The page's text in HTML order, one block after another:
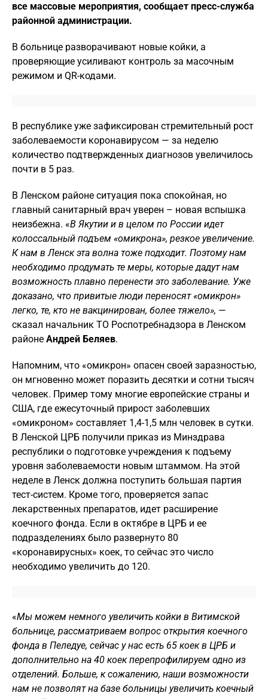
все массовые мероприятия, сообщает пресс-служба
районной администрации.
В больнице разворачивают новые койки, а
проверяющие усиливают контроль за масочным
режимом и QR-кодами.
В республике уже зафиксирован стремительный рост
заболеваемости коронавирусом — за неделю
количество подтвержденных диагнозов увеличилось
почти в 5 раз.
В Ленском районе ситуация пока спокойная, но
главный санитарный врач уверен – новая вспышка
неизбежна. «В Якутии и в целом по России идет
колоссальный подъем «омикрона», резкое увеличение.
К нам в Ленск эта волна тоже подходит. Поэтому нам
необходимо продумать те меры, которые дадут нам
возможность плавно перенести это заболевание. Уже
доказано, что привитые люди переносят «омикрон»
легко, те, кто не вакцинирован, более тяжело», —
сказал начальник ТО Роспотребнадзора в Ленском
районе Андрей Беляев.
Напомним, что «омикрон» опасен своей заразностью,
он мгновенно может поразить десятки и сотни тысяч
человек. Пример тому многие европейские страны и
США, где ежесуточный прирост заболевших
«омикроном» составляет 1,4-1,5 млн человек в сутки.
В Ленской ЦРБ получили приказ из Минздрава
республики о подготовке учреждения к подъему
уровня заболеваемости новым штаммом. На этой
неделе в Ленск должна поступить большая партия
тест-систем. Кроме того, проверяется запас
лекарственных препаратов, идет расширение
коечного фонда. Если в октябре в ЦРБ и ее
подразделениях было развернуто 80
«коронавирусных» коек, то сейчас это число
необходимо увеличить до 120.
«Мы можем немного увеличить койки в Витимской
больнице, рассматриваем вопрос открытия коечного
фонда в Пеледуе, сейчас у нас есть 65 коек в ЦРБ и
дополнительно на 40 коек перепрофилируем одно из
отделений. Больше, к сожалению, наши возможности
нам не позволят на базе больницы увеличить коечный